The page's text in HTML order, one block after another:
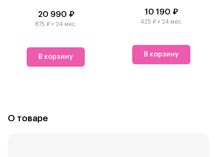
20 990 ₽
875 ₽ × 24 мес.
В корзину
10 190 ₽
425 ₽ × 24 мес.
В корзину
О товаре